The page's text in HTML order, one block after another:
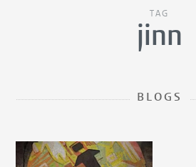
TAG
jinn
BLOGS